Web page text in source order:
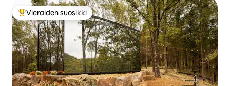
Vieraiden suosikkien parhaimmistoa
Vieraiden suosikki